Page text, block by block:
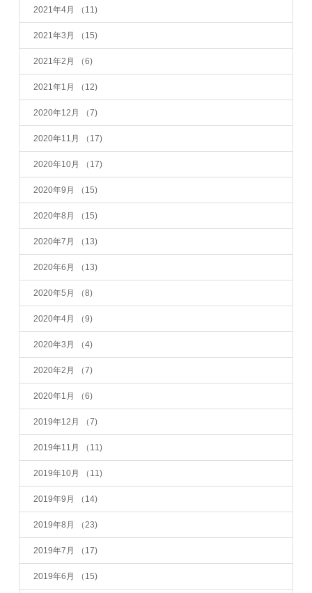
2021年4月 （11)
2021年3月 （15)
2021年2月 （6)
2021年1月 （12)
2020年12月 （7)
2020年11月 （17)
2020年10月 （17)
2020年9月 （15)
2020年8月 （15)
2020年7月 （13)
2020年6月 （13)
2020年5月 （8)
2020年4月 （9)
2020年3月 （4)
2020年2月 （7)
2020年1月 （6)
2019年12月 （7)
2019年11月 （11)
2019年10月 （11)
2019年9月 （14)
2019年8月 （23)
2019年7月 （17)
2019年6月 （15)